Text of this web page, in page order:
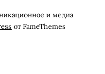
и медиа
от FameThemes